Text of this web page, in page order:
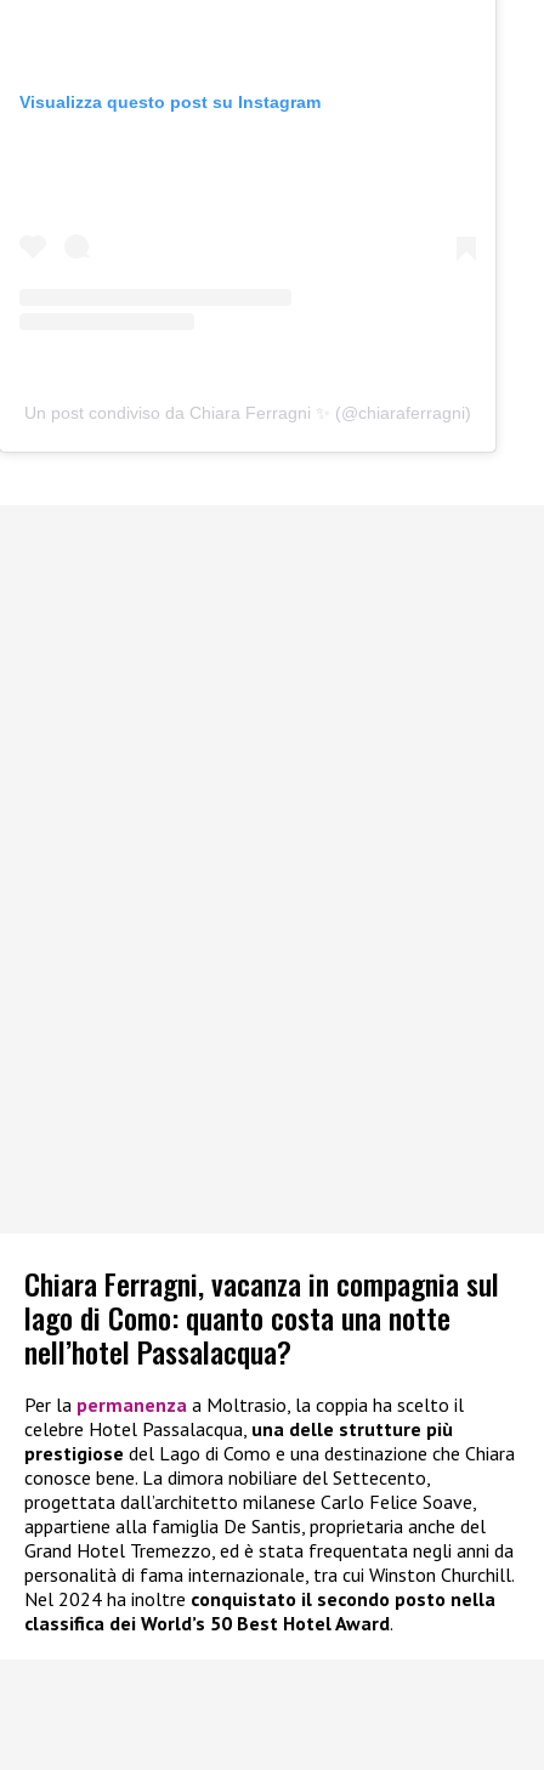
Visualizza questo post su Instagram
Un post condiviso da Chiara Ferragni ✨ (@chiaraferragni)
Chiara Ferragni, vacanza in compagnia sul
lago di Como: quanto costa una notte
nell’hotel Passalacqua?
Per la permanenza a Moltrasio, la coppia ha scelto il
celebre Hotel Passalacqua, una delle strutture più
prestigiose del Lago di Como e una destinazione che Chiara
conosce bene. La dimora nobiliare del Settecento,
progettata dall’architetto milanese Carlo Felice Soave,
appartiene alla famiglia De Santis, proprietaria anche del
Grand Hotel Tremezzo, ed è stata frequentata negli anni da
personalità di fama internazionale, tra cui Winston Churchill.
Nel 2024 ha inoltre conquistato il secondo posto nella
classifica dei World’s 50 Best Hotel Award.